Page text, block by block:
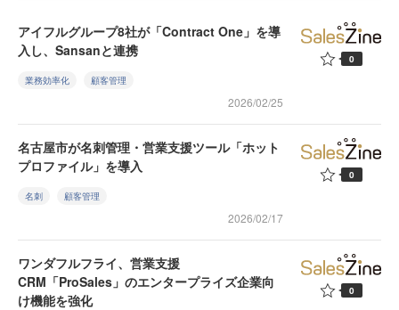
アイフルグループ8社が「Contract One」を導
入し、Sansanと連携
業務効率化 顧客管理
2026/02/25
0
名古屋市が名刺管理・営業支援ツール「ホット
プロファイル」を導入
名刺 顧客管理
2026/02/17
0
ワンダフルフライ、営業支援
CRM「ProSales」のエンタープライズ企業向
け機能を強化
0